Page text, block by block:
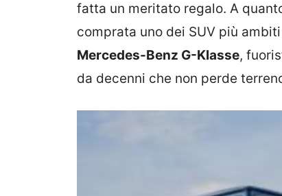
fatta un meritato regalo. A
comprata uno dei SUV più
Mercedes-Benz G-Klasse,
da decenni che non perde